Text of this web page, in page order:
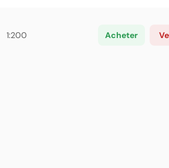
1:200 Acheter